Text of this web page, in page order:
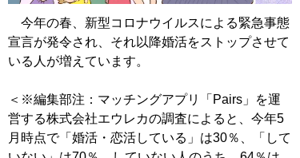
今年の春、新型コロナウイルスによる緊急事態
宣言が発令され、それ以降婚活をストップさせて
いる人が増えています。
＜※編集部注：マッチングアプリ「Pairs」を運
営する株式会社エウレカの調査によると、今年5
月時点で「婚活・恋活している」は30％、「して